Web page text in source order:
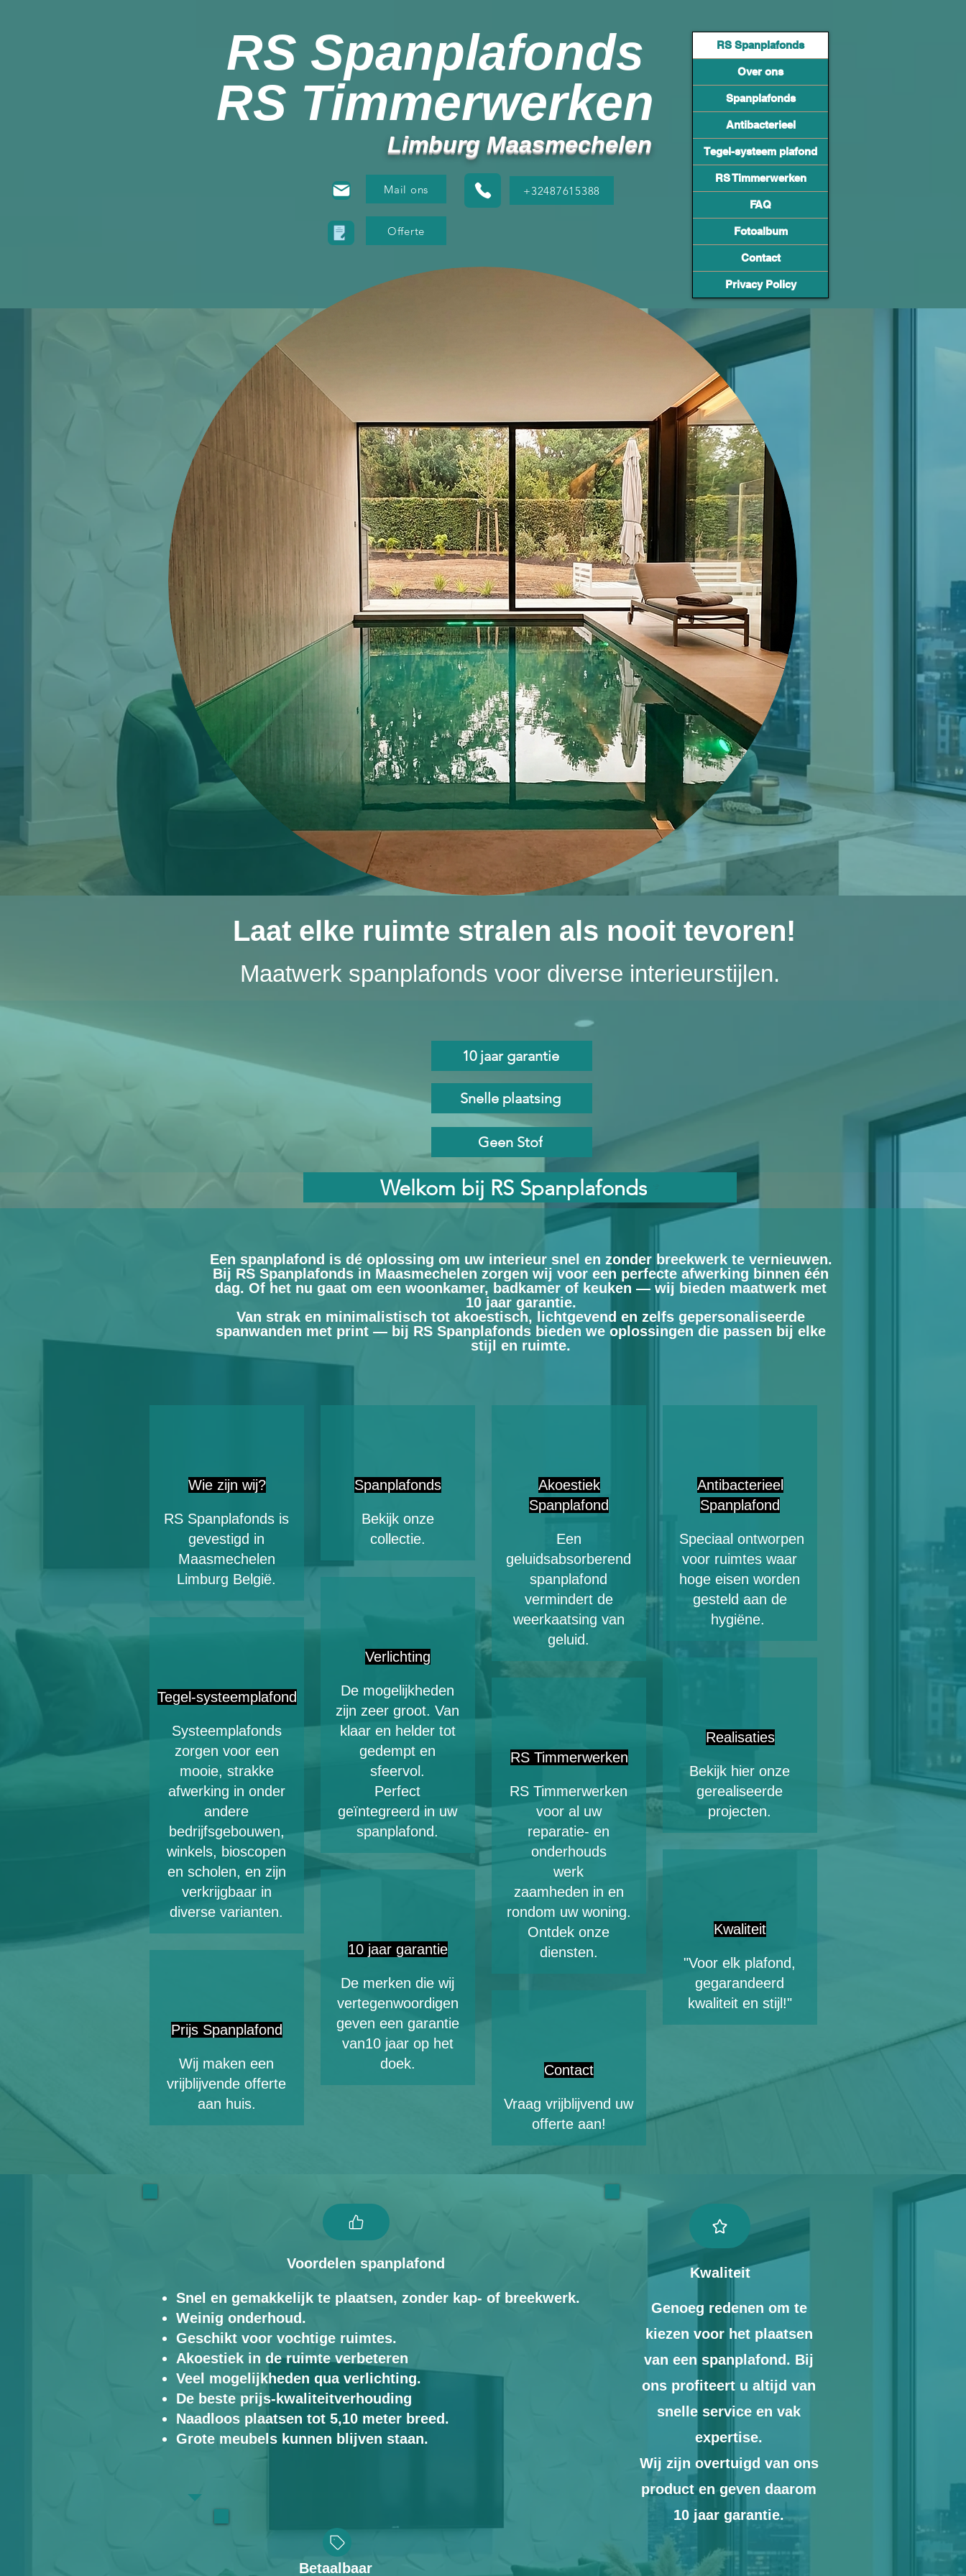
RS Spanplafonds
RS Timmerwerken
Limburg Maasmechelen
Mail ons +32487615388
RS Spanplafonds
Over ons
Spanplafonds
Antibacterieel
Tegel-systeem plafond
RS Timmerwerken
FAQ
Fotoalbum
Contact
Privacy Policy
Offerte
Laat elke ruimte stralen als nooit tevoren!
Maatwerk spanplafonds voor diverse interieurstijlen.
10 jaar garantie
Snelle plaatsing
Geen Stof
Welkom bij RS Spanplafonds
Een spanplafond is dé oplossing om uw interieur snel en zonder breekwerk te vernieuwen.
Bij RS Spanplafonds in Maasmechelen zorgen wij voor een perfecte afwerking binnen één
dag. Of het nu gaat om een woonkamer, badkamer of keuken — wij bieden maatwerk met
10 jaar garantie.
Van strak en minimalistisch tot akoestisch, lichtgevend en zelfs gepersonaliseerde
spanwanden met print — bij RS Spanplafonds bieden we oplossingen die passen bij elke
stijl en ruimte.
Wie zijn wij?
RS Spanplafonds is
gevestigd in
Maasmechelen
Limburg België.
Tegel-systeemplafond
Systeemplafonds
zorgen voor een
mooie, strakke
afwerking in onder
andere
bedrijfsgebouwen,
winkels, bioscopen
en scholen, en zijn
verkrijgbaar in
diverse varianten.
Prijs Spanplafond
Wij maken een
vrijblijvende offerte
aan huis.
Spanplafonds
Bekijk onze
collectie.
Verlichting
De mogelijkheden
zijn zeer groot. Van
klaar en helder tot
gedempt en
sfeervol.
Perfect
geïntegreerd in uw
spanplafond.
10 jaar garantie
De merken die wij
vertegenwoordigen
geven een garantie
van10 jaar op het
doek.
Akoestiek
Spanplafond
Een
geluidsabsorberend
spanplafond
vermindert de
weerkaatsing van
geluid.
RS Timmerwerken
RS Timmerwerken
voor al uw
reparatie- en
onderhouds
werk
zaamheden in en
rondom uw woning.
Ontdek onze
diensten.
Contact
Vraag vrijblijvend uw
offerte aan!
Antibacterieel
Spanplafond
Speciaal ontworpen
voor ruimtes waar
hoge eisen worden
gesteld aan de
hygiëne.
Realisaties
Bekijk hier onze
gerealiseerde
projecten.
Kwaliteit
"Voor elk plafond,
gegarandeerd
kwaliteit en stijl!"
Voordelen spanplafond
Snel en gemakkelijk te plaatsen, zonder kap- of breekwerk.
Weinig onderhoud.
Geschikt voor vochtige ruimtes.
Akoestiek in de ruimte verbeteren
Veel mogelijkheden qua verlichting.
De beste prijs-kwaliteitverhouding
Naadloos plaatsen tot 5,10 meter breed.
Grote meubels kunnen blijven staan.
Betaalbaar
Kwaliteit
Genoeg redenen om te
kiezen voor het plaatsen
van een spanplafond. Bij
ons profiteert u altijd van
snelle service en vak
expertise.
Wij zijn overtuigd van ons
product en geven daarom
10 jaar garantie.